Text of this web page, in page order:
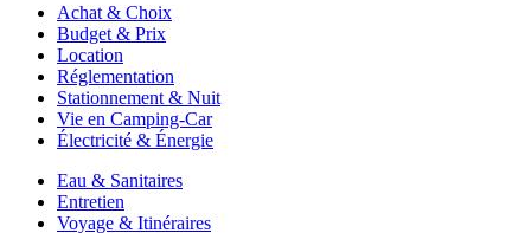
Achat & Choix
Budget & Prix
Location
Réglementation
Stationnement & Nuit
Vie en Camping-Car
Électricité & Énergie
Eau & Sanitaires
Entretien
Voyage & Itinéraires